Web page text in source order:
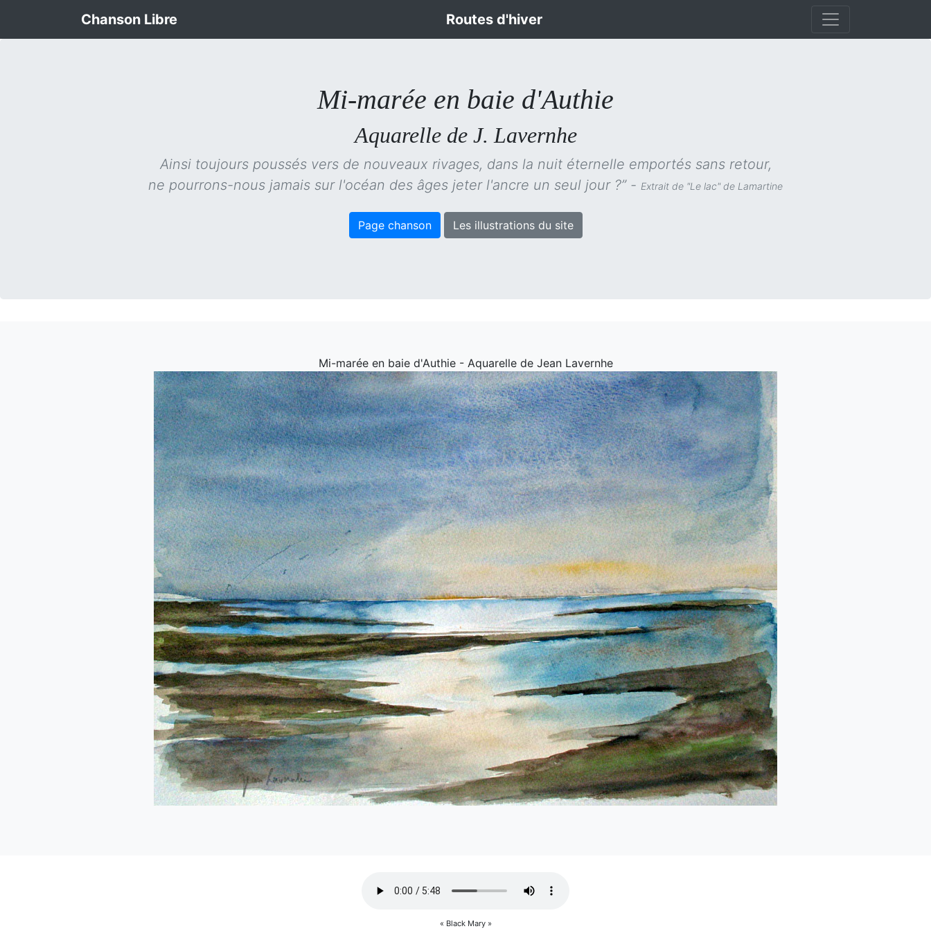
Chanson Libre Routes d'hiver
Mi-marée en baie d'Authie
Aquarelle de J. Lavernhe
Ainsi toujours poussés vers de nouveaux rivages, dans la nuit éternelle emportés sans retour,
ne pourrons-nous jamais sur l'océan des âges jeter l'ancre un seul jour ?” - Extrait de "Le lac" de Lamartine
Page chanson Les illustrations du site
Mi-marée en baie d'Authie - Aquarelle de Jean Lavernhe
« Black Mary »